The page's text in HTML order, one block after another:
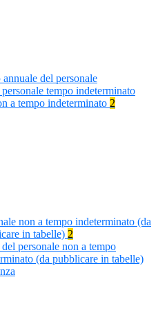
del personale
tempo indeterminato
a tempo indeterminato 2
non a tempo indeterminato (da
in tabelle) 2
personale non a tempo
(da pubblicare in tabelle)